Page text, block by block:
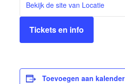
Bekijk de site van Locatie
Tickets en info
Toevoegen aan kalender